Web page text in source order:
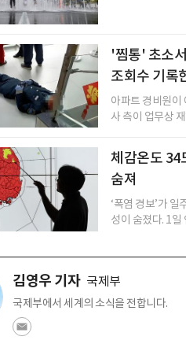
'찜통' 초소
조회수 기록
아파트 경비원이
사 측이 업무상
체감온도 34
숨져
‘폭염 경보’가
성이 숨졌다. 1일
김영우 기자 국제부
국제부에서 세계의 소식을 전합니다.